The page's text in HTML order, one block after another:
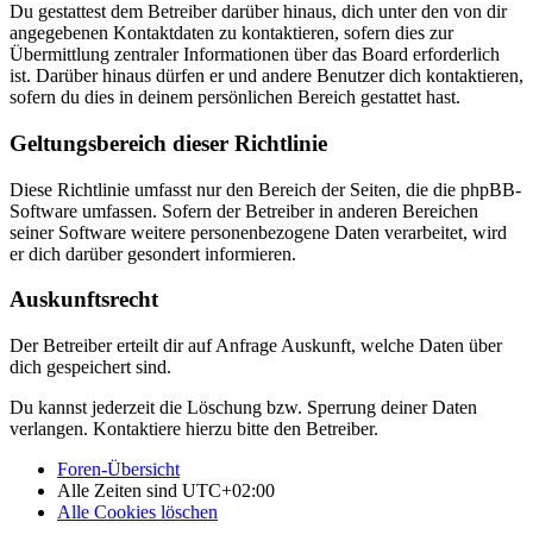
Du gestattest dem Betreiber darüber hinaus, dich unter den von dir
angegebenen Kontaktdaten zu kontaktieren, sofern dies zur
Übermittlung zentraler Informationen über das Board erforderlich
ist. Darüber hinaus dürfen er und andere Benutzer dich kontaktieren,
sofern du dies in deinem persönlichen Bereich gestattet hast.
Geltungsbereich dieser Richtlinie
Diese Richtlinie umfasst nur den Bereich der Seiten, die die phpBB-
Software umfassen. Sofern der Betreiber in anderen Bereichen
seiner Software weitere personenbezogene Daten verarbeitet, wird
er dich darüber gesondert informieren.
Auskunftsrecht
Der Betreiber erteilt dir auf Anfrage Auskunft, welche Daten über
dich gespeichert sind.
Du kannst jederzeit die Löschung bzw. Sperrung deiner Daten
verlangen. Kontaktiere hierzu bitte den Betreiber.
Foren-Übersicht
Alle Zeiten sind UTC+02:00
Alle Cookies löschen